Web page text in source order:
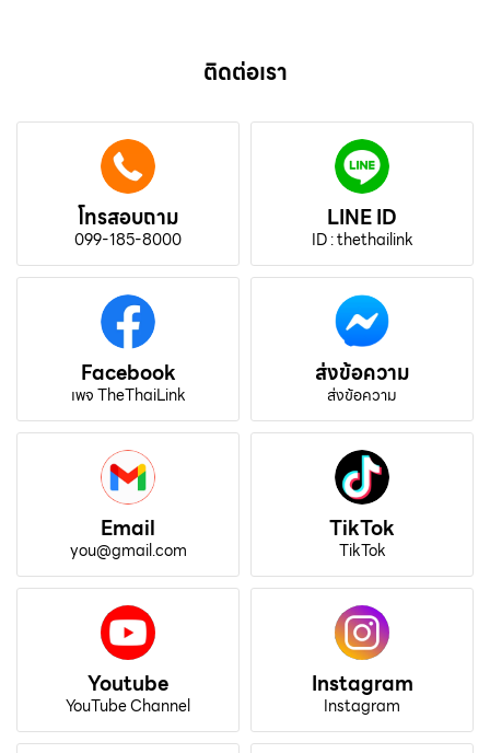
ติดต่อเรา
โทรสอบถาม
099-185-8000
LINE ID
ID : thethailink
Facebook
เพจ TheThaiLink
ส่งข้อความ
ส่งข้อความ
Email
you@gmail.com
TikTok
TikTok
Youtube
YouTube Channel
Instagram
Instagram